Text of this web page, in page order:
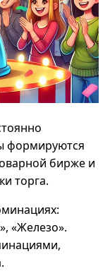
формируются
бирже и
торга.
«Железо».